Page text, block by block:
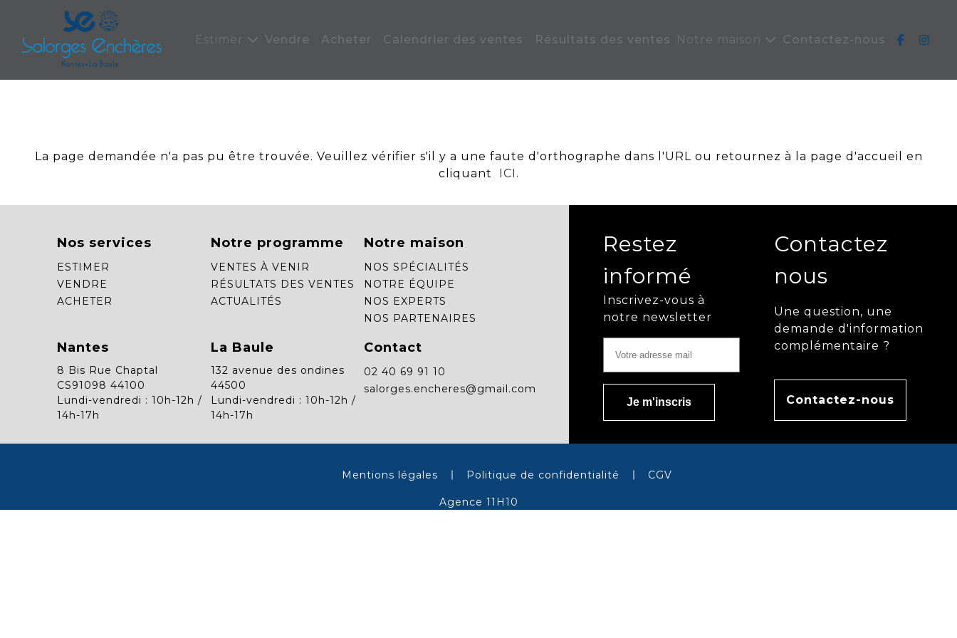
Estimer Vendre Acheter Calendrier des ventes Résultats des ventes Notre maison Contactez-nous
La page demandée n'a pas pu être trouvée. Veuillez vérifier s'il y a une faute d'orthographe dans l'URL ou retournez à la page d'accueil en
cliquant
ICI .
Nos services
ESTIMER
VENDRE
ACHETER
Notre programme
VENTES À VENIR
RÉSULTATS DES VENTES
ACTUALITÉS
Notre maison
NOS SPÉCIALITÉS
NOTRE ÉQUIPE
NOS EXPERTS
NOS PARTENAIRES
Nantes
8 Bis Rue Chaptal
CS91098 44100
Lundi-vendredi : 10h-12h /
14h-17h
La Baule
132 avenue des ondines
44500
Lundi-vendredi : 10h-12h /
14h-17h
Contact
02 40 69 91 10
salorges.encheres@gmail.com
Restez
informé
Inscrivez-vous à
notre newsletter
Contactez
nous
Une question, une
demande d'information
complémentaire ?
Contactez-nous
Mentions légales Politique de confidentialité CGV
Agence 11H10
Panneau de gestion des cookies